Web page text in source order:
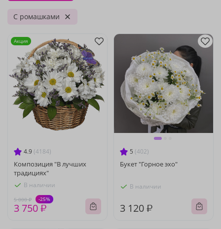
С ромашками
4.9 (4184)
Композиция "В лучших
традициях"
В наличии
5 000 ₽ -25%
3 750 ₽
Акция
5 (402)
Букет "Горное эхо"
В наличии
3 120 ₽